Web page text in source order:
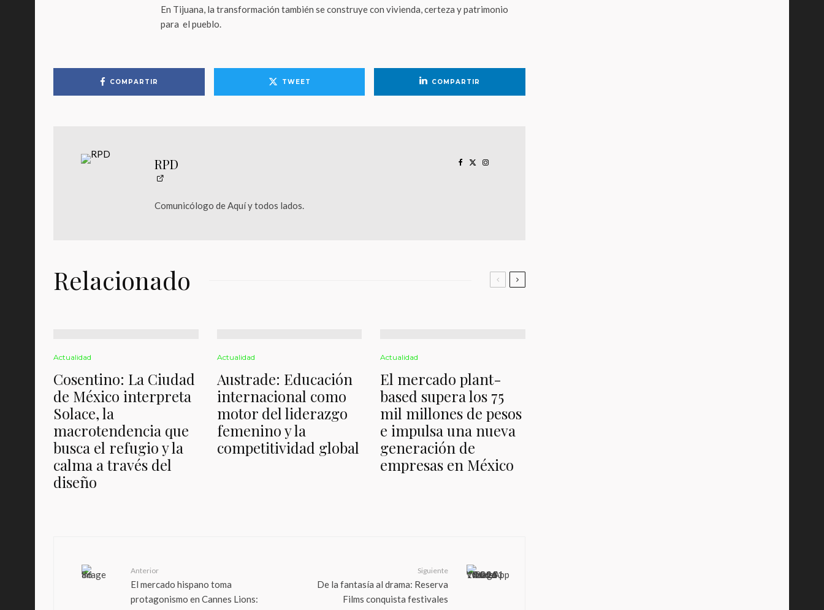
En Tijuana, la transformación también se construye con vivienda, certeza y patrimonio
para el pueblo.
COMPARTIR TWEET COMPARTIR
RPD
Comunicólogo de Aquí y todos lados.
Relacionado
Actualidad
Cosentino: La Ciudad
de México interpreta
Solace, la
macrotendencia que
busca el refugio y la
calma a través del
diseño
Actualidad
Austrade: Educación
internacional como
motor del liderazgo
femenino y la
competitividad global
Actualidad
El mercado plant-
based supera los 75
mil millones de pesos
e impulsa una nueva
generación de
empresas en México
Anterior
El mercado hispano toma
protagonismo en Cannes Lions:
Siguiente
De la fantasía al drama: Reserva
Films conquista festivales